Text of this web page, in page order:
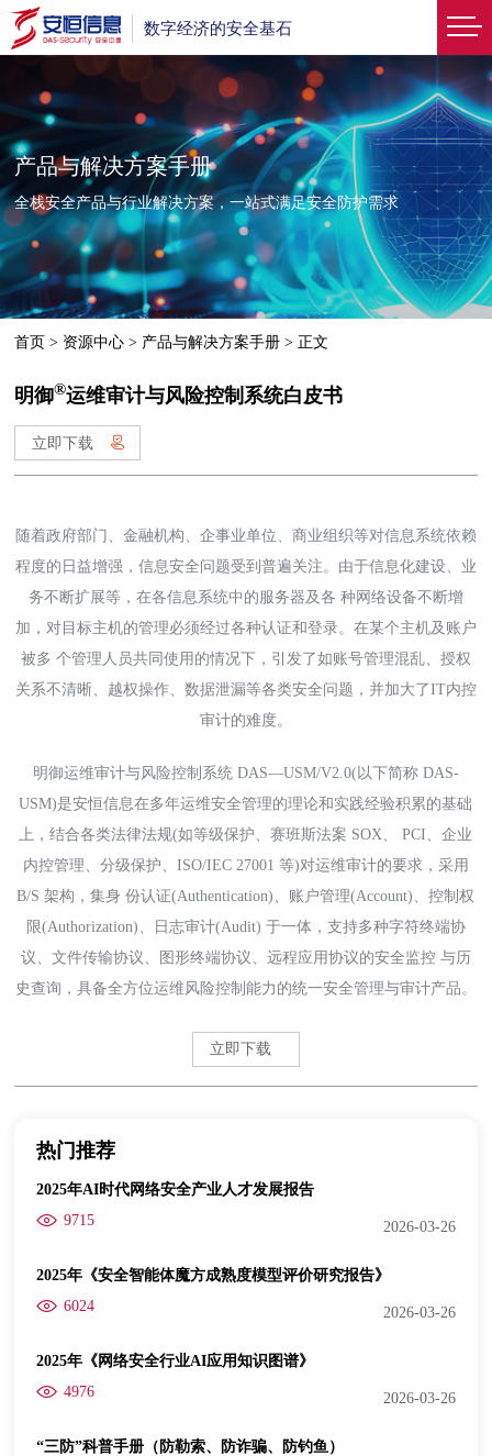
数字经济的安全基石
产品与解决方案手册
全栈安全产品与行业解决方案，一站式满足安全防护需求
首页 > 资源中心 > 产品与解决方案手册 > 正文
明御®运维审计与风险控制系统白皮书
立即下载
随着政府部门、金融机构、企事业单位、商业组织等对信息系统依赖
程度的日益增强，信息安全问题受到普遍关注。由于信息化建设、业
务不断扩展等，在各信息系统中的服务器及各 种网络设备不断增
加，对目标主机的管理必须经过各种认证和登录。在某个主机及账户
被多 个管理人员共同使用的情况下，引发了如账号管理混乱、授权
关系不清晰、越权操作、数据泄漏等各类安全问题，并加大了IT内控
审计的难度。
明御运维审计与风险控制系统 DAS—USM/V2.0(以下简称 DAS-
USM)是安恒信息在多年运维安全管理的理论和实践经验积累的基础
上，结合各类法律法规(如等级保护、赛班斯法案 SOX、 PCI、企业
内控管理、分级保护、ISO/IEC 27001 等)对运维审计的要求，采用
B/S 架构，集身 份认证(Authentication)、账户管理(Account)、控制权
限(Authorization)、日志审计(Audit) 于一体，支持多种字符终端协
议、文件传输协议、图形终端协议、远程应用协议的安全监控 与历
史查询，具备全方位运维风险控制能力的统一安全管理与审计产品。
立即下载
热门推荐
2025年AI时代网络安全产业人才发展报告
9715
2026-03-26
2025年《安全智能体魔方成熟度模型评价研究报告》
6024
2026-03-26
2025年《网络安全行业AI应用知识图谱》
4976
2026-03-26
“三防”科普手册（防勒索、防诈骗、防钓鱼）